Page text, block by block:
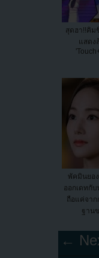
สุดฮา!!คิม
แสดง
พัคมินยอ
ออกเดทกั
ถือแค่จาก
ฐาน
←